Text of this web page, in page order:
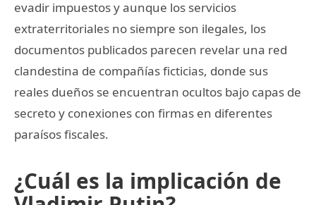
evadir impuestos y aunque los servicios
extraterritoriales no siempre son ilegales, los
documentos publicados parecen revelar una red
clandestina de compañías ficticias, donde sus
reales dueños se encuentran ocultos bajo capas de
secreto y conexiones con firmas en diferentes
paraísos fiscales.
¿Cuál es la implicación de